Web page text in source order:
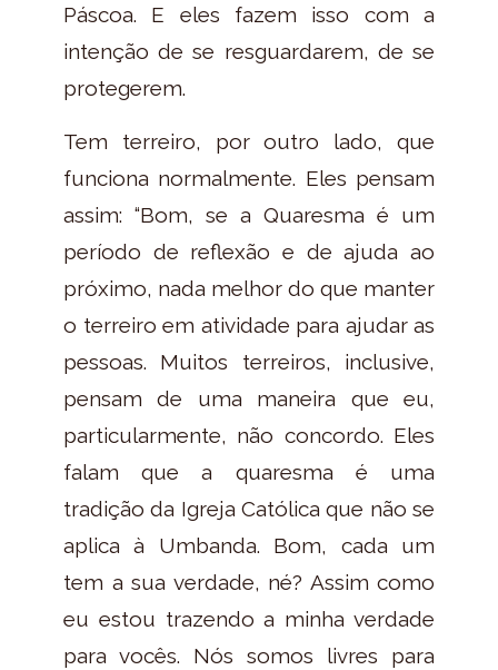
Páscoa. E eles fazem isso com a
intenção de se resguardarem, de se
protegerem.
Tem terreiro, por outro lado, que
funciona normalmente. Eles pensam
assim: “Bom, se a Quaresma é um
período de reflexão e de ajuda ao
próximo, nada melhor do que manter
o terreiro em atividade para ajudar as
pessoas. Muitos terreiros, inclusive,
pensam de uma maneira que eu,
particularmente, não concordo. Eles
falam que a quaresma é uma
tradição da Igreja Católica que não se
aplica à Umbanda. Bom, cada um
tem a sua verdade, né? Assim como
eu estou trazendo a minha verdade
para vocês. Nós somos livres para